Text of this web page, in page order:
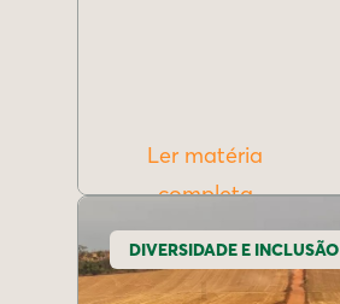
Ler matéria
completa
DIVERSIDADE E INCLUSÃO